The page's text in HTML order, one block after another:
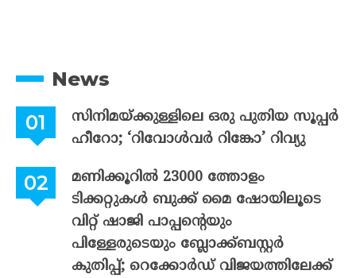
News
സിനിമയ്ക്കുള്ളിലെ ഒരു പുതിയ സൂപ്പർ
ഹീറോ; ‘റിവോൾവർ റിങ്കോ’ റിവ്യു
മണിക്കൂറിൽ 23000 ത്തോളം
ടിക്കറ്റുകൾ ബുക്ക് മൈ ഷോയിലൂടെ
വിറ്റ് ഷാജി പാപ്പന്റെയും
പിള്ളേരുടെയും ബ്ലോക്ക്ബസ്റ്റർ
കുതിപ്പ്; റെക്കോർഡ് വിജയത്തിലേക്ക്